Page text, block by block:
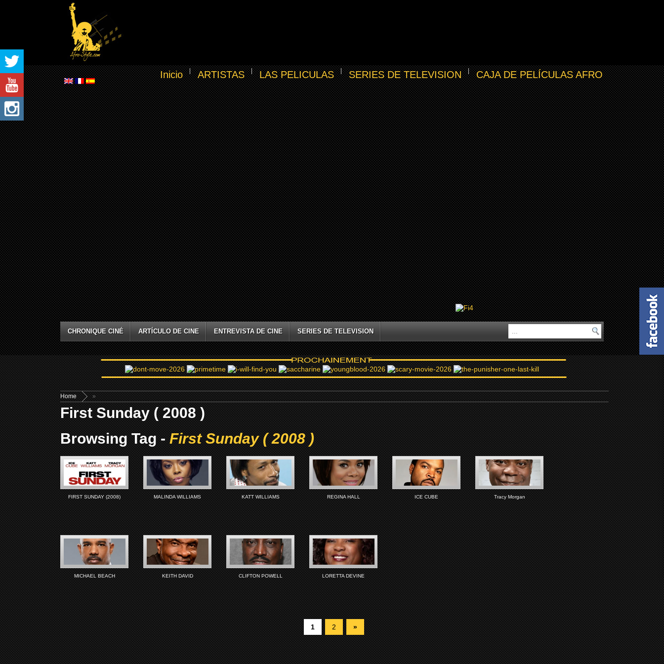
Inicio ARTISTAS LAS PELICULAS SERIES DE TELEVISION CAJA DE PELÍCULAS AFRO
CHRONIQUE CINÉ ARTÍCULO DE CINE ENTREVISTA DE CINE SERIES DE TELEVISION
Home »
First Sunday ( 2008 )
Browsing Tag -First Sunday ( 2008 )
FIRST SUNDAY (2008) MALINDA WILLIAMS KATT WILLIAMS REGINA HALL ICE CUBE Tracy Morgan
MICHAEL BEACH KEITH DAVID CLIFTON POWELL LORETTA DEVINE
1 2 »